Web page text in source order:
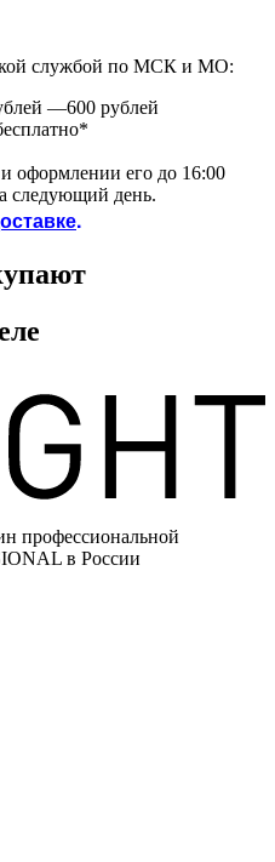
службой по МСК и МО:
—600 рублей
оформлении его до 16:00
следующий день.
.
профессиональной
в России